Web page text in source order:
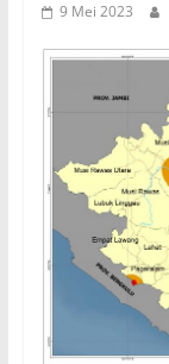
9 Mei 2023